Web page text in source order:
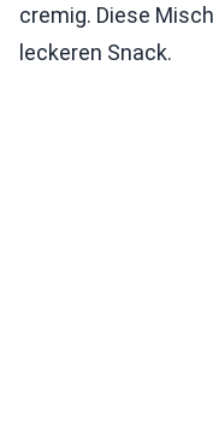
cremig. Diese
leckeren Snack.